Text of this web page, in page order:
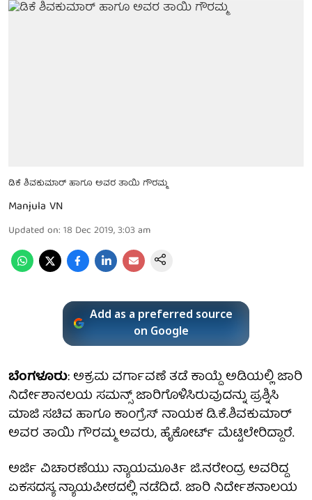
ಡಿಕೆ ಶಿವಕುಮಾರ್ ಹಾಗೂ ಅವರ ತಾಯಿ ಗೌರಮ್ಮ
Manjula VN
Updated on: 18 Dec 2019, 3:03 am
Add as a preferred source
on Google
ಬೆಂಗಳೂರು: ಅಕ್ರಮ ವರ್ಗಾವಣೆ ತಡೆ ಕಾಯ್ದೆ ಅಡಿಯಲ್ಲಿ ಜಾರಿ
ನಿರ್ದೇಶಾನಲಯ ಸಮನ್ಸ್ ಜಾರಿಗೊಳಿಸಿರುವುದನ್ನು ಪ್ರಶ್ನಿಸಿ
ಮಾಜಿ ಸಚಿವ ಹಾಗೂ ಕಾಂಗ್ರೆಸ್ ನಾಯಕ ಡಿ.ಕೆ.ಶಿವಕುಮಾರ್
ಅವರ ತಾಯಿ ಗೌರಮ್ಮ ಅವರು, ಹೈಕೋರ್ಟ್ ಮೆಟ್ಟಿಲೇರಿದ್ದಾರೆ.
ಅರ್ಜಿ ವಿಚಾರಣೆಯು ನ್ಯಾಯಮೂರ್ತಿ ಜಿ.ನರೇಂದ್ರ ಅವರಿದ್ದ
ಏಕಸದಸ್ಯ ನ್ಯಾಯಪೀಠದಲ್ಲಿ ನಡೆದಿದೆ. ಜಾರಿ ನಿರ್ದೇಶನಾಲಯ